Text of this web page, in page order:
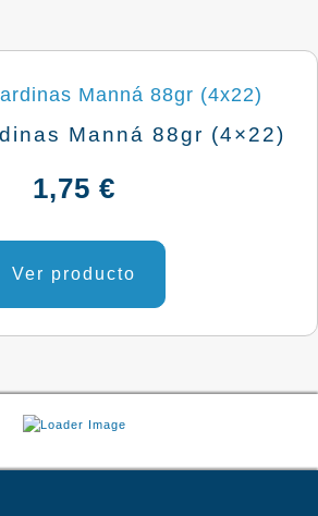
Manná 88gr (4×22)
1,75 €
Ver producto